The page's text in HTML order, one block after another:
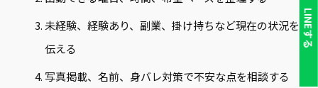
LINEする
未経験、経験あり、副業、掛け持ちなど現在の状況を
伝える
写真掲載、名前、身バレ対策で不安な点を相談する